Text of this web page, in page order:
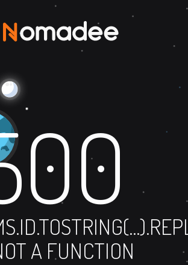
A FUNCTION